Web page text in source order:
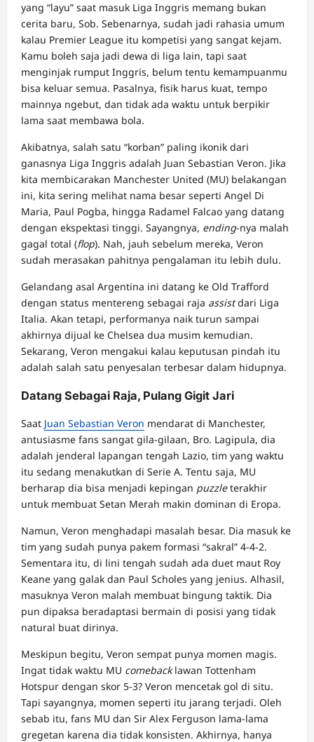
yang “layu” saat masuk Liga Inggris memang bukan
cerita baru, Sob. Sebenarnya, sudah jadi rahasia umum
kalau Premier League itu kompetisi yang sangat kejam.
Kamu boleh saja jadi dewa di liga lain, tapi saat
menginjak rumput Inggris, belum tentu kemampuanmu
bisa keluar semua. Pasalnya, fisik harus kuat, tempo
mainnya ngebut, dan tidak ada waktu untuk berpikir
lama saat membawa bola.
Akibatnya, salah satu “korban” paling ikonik dari
ganasnya Liga Inggris adalah Juan Sebastian Veron. Jika
kita membicarakan Manchester United (MU) belakangan
ini, kita sering melihat nama besar seperti Angel Di
Maria, Paul Pogba, hingga Radamel Falcao yang datang
dengan ekspektasi tinggi. Sayangnya, ending-nya malah
gagal total (flop). Nah, jauh sebelum mereka, Veron
sudah merasakan pahitnya pengalaman itu lebih dulu.
Gelandang asal Argentina ini datang ke Old Trafford
dengan status mentereng sebagai raja assistdari Liga
Italia. Akan tetapi, performanya naik turun sampai
akhirnya dijual ke Chelsea dua musim kemudian.
Sekarang, Veron mengakui kalau keputusan pindah itu
adalah salah satu penyesalan terbesar dalam hidupnya.
Datang Sebagai Raja, Pulang Gigit Jari
Saat Juan Sebastian Veron mendarat di Manchester,
antusiasme fans sangat gila-gilaan, Bro. Lagipula, dia
adalah jenderal lapangan tengah Lazio, tim yang waktu
itu sedang menakutkan di Serie A. Tentu saja, MU
berharap dia bisa menjadi kepingan puzzleterakhir
untuk membuat Setan Merah makin dominan di Eropa.
Namun, Veron menghadapi masalah besar. Dia masuk ke
tim yang sudah punya pakem formasi “sakral” 4-4-2.
Sementara itu, di lini tengah sudah ada duet maut Roy
Keane yang galak dan Paul Scholes yang jenius. Alhasil,
masuknya Veron malah membuat bingung taktik. Dia
pun dipaksa beradaptasi bermain di posisi yang tidak
natural buat dirinya.
Meskipun begitu, Veron sempat punya momen magis.
Ingat tidak waktu MU comebacklawan Tottenham
Hotspur dengan skor 5-3? Veron mencetak gol di situ.
Tapi sayangnya, momen seperti itu jarang terjadi. Oleh
sebab itu, fans MU dan Sir Alex Ferguson lama-lama
gregetan karena dia tidak konsisten. Akhirnya, hanya